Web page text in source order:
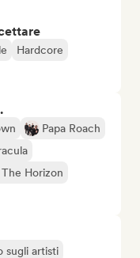
Hardcore
Papa Roach
Horizon
sugli artisti